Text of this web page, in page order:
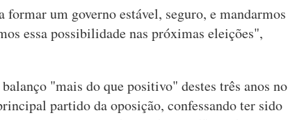
formar um governo estável, seguro, e mandarmos
essa possibilidade nas próximas eleições",
"mais do que positivo" destes três anos no
partido da oposição, confessando ter sido